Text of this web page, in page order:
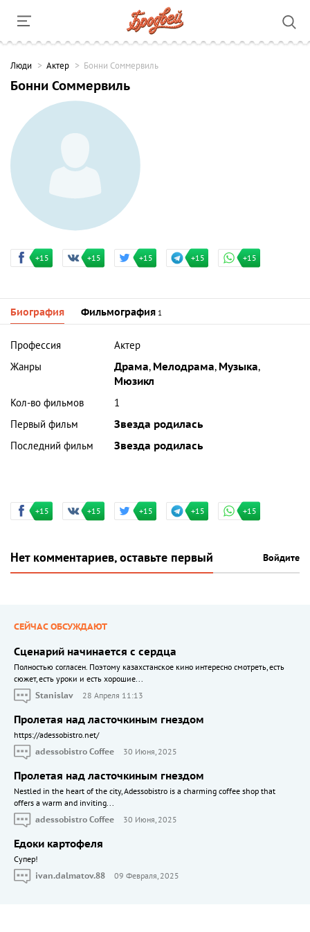
Люди Актер Бонни Соммервиль
Бонни Соммервиль
+15 +15 +15 +15 +15
Биография Фильмография 1
Профессия
Актер
Жанры
Драма, Мелодрама, Музыка,
Мюзикл
Кол-во фильмов
1
Первый фильм
Звезда родилась
Последний фильм
Звезда родилась
+15 +15 +15 +15 +15
Нет комментариев, оставьте первый Войдите
СЕЙЧАС ОБСУЖДАЮТ
Сценарий начинается с сердца
Полностью согласен. Поэтому казахстанское кино интересно смотреть, есть
сюжет, есть уроки и есть хорошие...
Stanislav
28 Апреля 11:13
Пролетая над ласточкиным гнездом
https://adessobistro.net/
adessobistro Coffee
30 Июня, 2025
Пролетая над ласточкиным гнездом
Nestled in the heart of the city, Adessobistro is a charming coffee shop that
offers a warm and inviting...
adessobistro Coffee
30 Июня, 2025
Едоки картофеля
Cупер!
ivan.dalmatov.88
09 Февраля, 2025